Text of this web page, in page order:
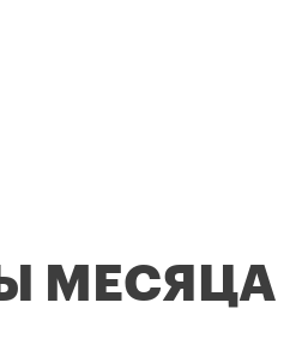
МЕСЯЦА